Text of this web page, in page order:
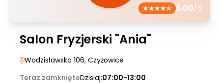
5.00/5
Salon Fryzjerski "Ania"
Wodzisławska 106, Czyżowice
Teraz zamknięteDzisiaj:07:00-13:00